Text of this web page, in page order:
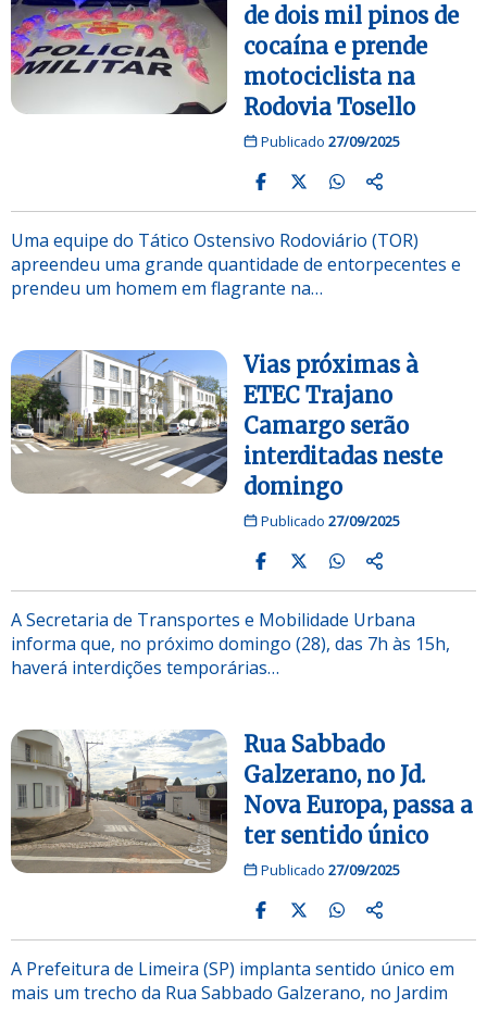
de dois mil pinos de
cocaína e prende
motociclista na
Rodovia Tosello
Publicado 27/09/2025
Uma equipe do Tático Ostensivo Rodoviário (TOR)
apreendeu uma grande quantidade de entorpecentes e
prendeu um homem em flagrante na…
Vias próximas à
ETEC Trajano
Camargo serão
interditadas neste
domingo
Publicado 27/09/2025
A Secretaria de Transportes e Mobilidade Urbana
informa que, no próximo domingo (28), das 7h às 15h,
haverá interdições temporárias…
Rua Sabbado
Galzerano, no Jd.
Nova Europa, passa a
ter sentido único
Publicado 27/09/2025
A Prefeitura de Limeira (SP) implanta sentido único em
mais um trecho da Rua Sabbado Galzerano, no Jardim